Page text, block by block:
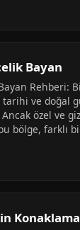
Bayan
Rehberi:
tarihi ve doğal
özel ve
bölge, farklı